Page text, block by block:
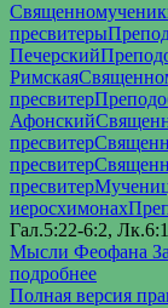
пресвитеры
Печерский
Римская
пресвитер
Афонский
пресвитер
пресвитер
пресвитер
иеросхимонах
Гал.5:22-6:2,
Мысли Феофана
подробнее
Полная версия